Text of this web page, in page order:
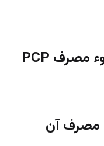
فن سیکلیدین، اعتیاد و سوء مصرف PCP
مصرف آن